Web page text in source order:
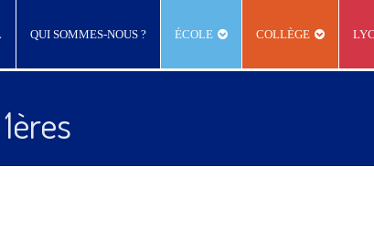
QUI SOMMES-NOUS ? ÉCOLE COLLÈGE